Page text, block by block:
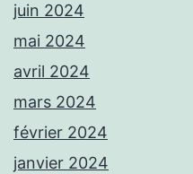
juin 2024
mai 2024
avril 2024
mars 2024
février 2024
janvier 2024